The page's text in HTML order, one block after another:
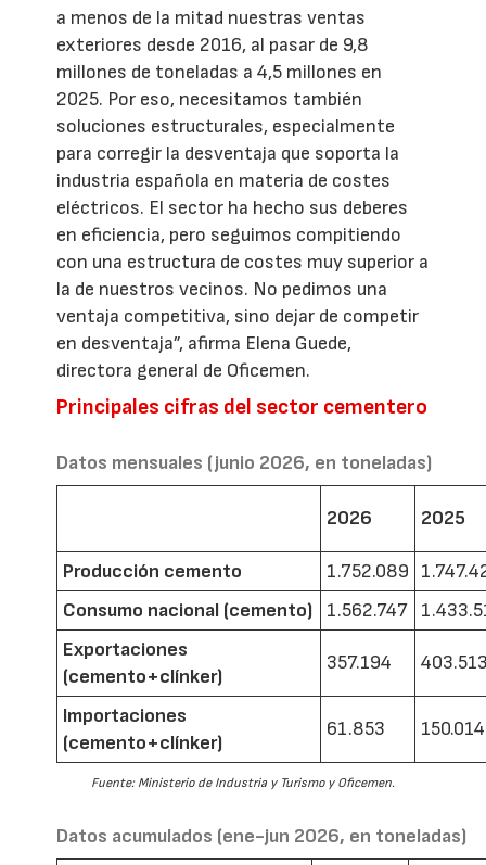
a menos de la mitad nuestras ventas
exteriores desde 2016, al pasar de 9,8
millones de toneladas a 4,5 millones en
2025. Por eso, necesitamos también
soluciones estructurales, especialmente
para corregir la desventaja que soporta la
industria española en materia de costes
eléctricos. El sector ha hecho sus deberes
en eficiencia, pero seguimos compitiendo
con una estructura de costes muy superior a
la de nuestros vecinos. No pedimos una
ventaja competitiva, sino dejar de competir
en desventaja”, afirma Elena Guede,
directora general de Oficemen.
Principales cifras del sector cementero
Datos mensuales (junio 2026, en toneladas)
2026 2025
Producción cemento 1.752.089
Consumo nacional (cemento)
1.562.747
Exportaciones
(cemento+clínker)
357.194
Importaciones
(cemento+clínker)
61.853 150.014
Fuente: Ministerio de Industria y Turismo y Oficemen.
Datos acumulados (ene-jun 2026, en toneladas)